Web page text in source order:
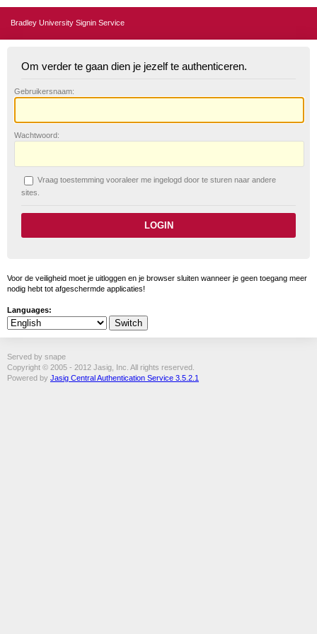
Bradley University Signin Service
Om verder te gaan dien je jezelf te authenticeren.
Gebruikersnaam:
Wachtwoord:
Vraag toestemming vooraleer me ingelogd door te sturen naar andere
sites.
Voor de veiligheid moet je uitloggen en je browser sluiten wanneer je geen toegang meer
nodig hebt tot afgeschermde applicaties!
Languages:
Served by snape
Copyright © 2005 - 2012 Jasig, Inc. All rights reserved.
Powered by Jasig Central Authentication Service 3.5.2.1